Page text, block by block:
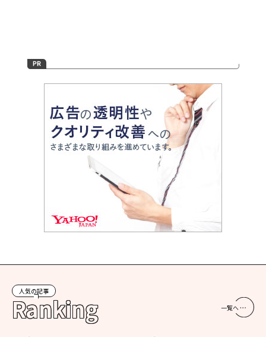
人気の記事
Ranking 一覧へ